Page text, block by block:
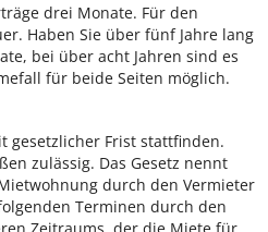
drei Monate. Für den
Haben Sie über fünf Jahre lang
bei über acht Jahren sind es
für beide Seiten möglich.
gesetzlicher Frist stattfinden.
zulässig. Das Gesetz nennt
durch den Vermieter
Terminen durch den